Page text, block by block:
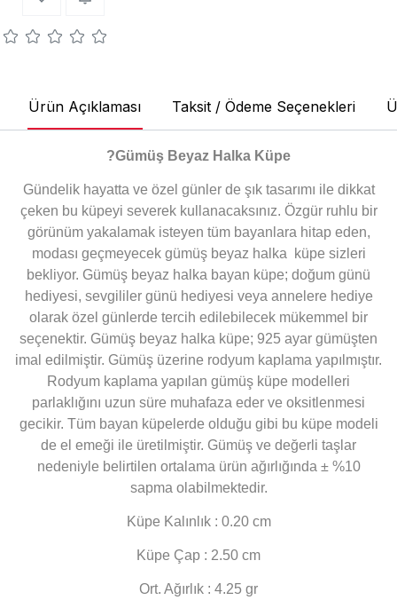
Ürün Açıklaması Taksit / Ödeme Seçenekleri
?Gümüş Beyaz Halka Küpe
Gündelik hayatta ve özel günler de şık tasarımı ile dikkat
çeken bu küpeyi severek kullanacaksınız. Özgür ruhlu bir
görünüm yakalamak isteyen tüm bayanlara hitap eden,
modası geçmeyecek gümüş beyaz halka küpe sizleri
bekliyor. Gümüş beyaz halka bayan küpe; doğum günü
hediyesi, sevgililer günü hediyesi veya annelere hediye
olarak özel günlerde tercih edilebilecek mükemmel bir
seçenektir. Gümüş beyaz halka küpe; 925 ayar gümüşten
imal edilmiştir. Gümüş üzerine rodyum kaplama yapılmıştır.
Rodyum kaplama yapılan gümüş küpe modelleri
parlaklığını uzun süre muhafaza eder ve oksitlenmesi
gecikir. Tüm bayan küpelerde olduğu gibi bu küpe modeli
de el emeği ile üretilmiştir. Gümüş ve değerli taşlar
nedeniyle belirtilen ortalama ürün ağırlığında ± %10
sapma olabilmektedir.
Küpe Kalınlık : 0.20 cm
Küpe Çap : 2.50 cm
Ort. Ağırlık : 4.25 gr